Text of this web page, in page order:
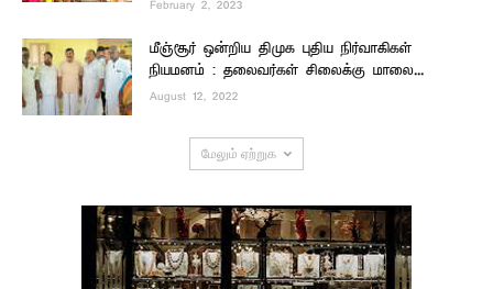
February 2, 2023
மீஞ்சூர் ஒன்றிய திமுக புதிய நிர்வாகிகள்
நியமனம் : தலைவர்கள் சிலைக்கு மாலை...
August 12, 2022
மேலும் ஏற்றுக